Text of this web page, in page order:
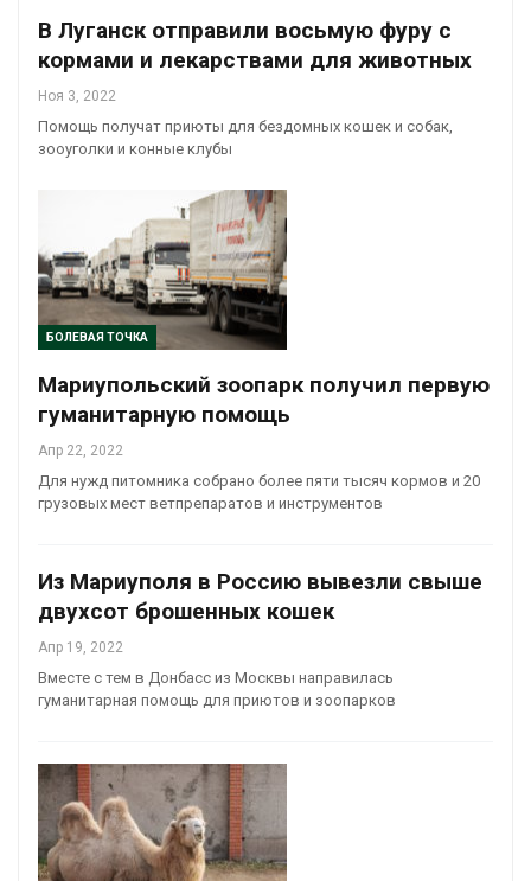
В Луганск отправили восьмую фуру с
кормами и лекарствами для животных
Ноя 3, 2022
Помощь получат приюты для бездомных кошек и собак,
зооуголки и конные клубы
БОЛЕВАЯ ТОЧКА
Мариупольский зоопарк получил первую
гуманитарную помощь
Апр 22, 2022
Для нужд питомника собрано более пяти тысяч кормов и 20
грузовых мест ветпрепаратов и инструментов
Из Мариуполя в Россию вывезли свыше
двухсот брошенных кошек
Апр 19, 2022
Вместе с тем в Донбасс из Москвы направилась
гуманитарная помощь для приютов и зоопарков